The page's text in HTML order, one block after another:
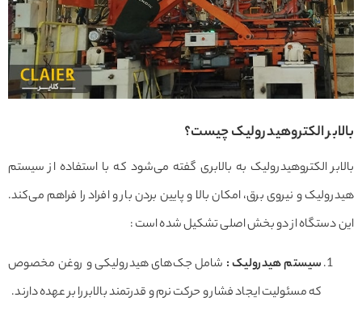
بالابر الکتروهیدرولیک چیست؟
بالابر الکتروهیدرولیک به بالابری گفته می‌شود که با استفاده از سیستم
هیدرولیک و نیروی برق، امکان بالا و پایین بردن بار و افراد را فراهم می‌کند.
این دستگاه از دو بخش اصلی تشکیل شده است :
سیستم هیدرولیک: شامل جک‌های هیدرولیکی و روغن مخصوص
که مسئولیت ایجاد فشار و حرکت نرم و قدرتمند بالابر را بر عهده دارند.